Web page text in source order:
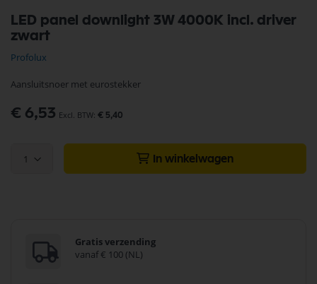
LED panel downlight 3W 4000K incl. driver
zwart
Profolux
Aansluitsnoer met eurostekker
€ 6,53 € 5,40
1 In winkelwagen
Gratis verzending
vanaf € 100 (NL)
naar
het
van
afbeeldingen-